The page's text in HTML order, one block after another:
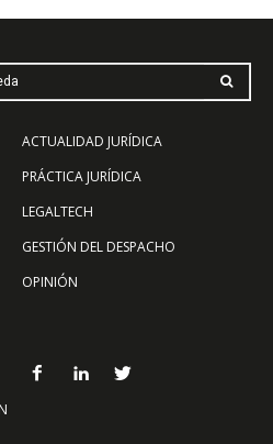
ACTUALIDAD JURÍDICA
PRÁCTICA JURÍDICA
LEGALTECH
GESTIÓN DEL DESPACHO
OPINIÓN